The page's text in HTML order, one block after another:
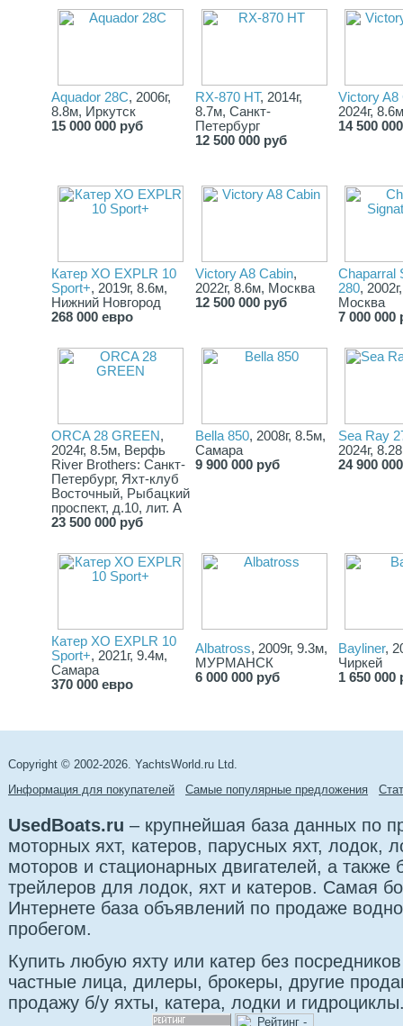
Aquador 28C, 2006г,
8.8м, Иркутск
15 000 000 руб
RX-870 HT, 2014г,
8.7м, Санкт-
Петербург
12 500 000 руб
Victory A8
2024г,
14 500
Катер XO EXPLR 10
Sport+, 2019г, 8.6м,
Нижний Новгород
268 000 евро
Victory A8 Cabin,
2022г, 8.6м, Москва
12 500 000 руб
Chaparral
280,
Москва
7 000 000
ORCA 28 GREEN,
2024г, 8.5м, Верфь
River Brothers: Санкт-
Петербург, Яхт-клуб
Восточный, Рыбацкий
проспект, д.10, лит. А
23 500 000 руб
Bella 850, 2008г, 8.5м,
Самара
9 900 000 руб
Sea Ray
2024г,
24 900
Катер XO EXPLR 10
Sport+, 2021г, 9.4м,
Самара
370 000 евро
Albatross, 2009г, 9.3м,
МУРМАНСК
6 000 000 руб
Bayliner,
Чиркей
1 650 000
Copyright © 2002-2026. YachtsWorld.ru Ltd.
Информация для покупателей
Самые популярные предложения
UsedBoats.ru – крупнейшая база данных по
моторных яхт, катеров, парусных яхт, лодок,
моторов и стационарных двигателей, а также
трейлеров для лодок, яхт и катеров. Самая
Интернете база объявлений по продаже
пробегом.
Купить любую яхту или катер без
частные лица, дилеры, брокеры, другие
продажу б/у яхты, катера, лодки и